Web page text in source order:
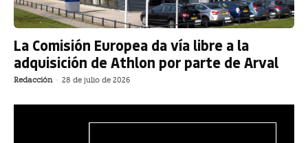
La Comisión Europea da vía libre a la
adquisición de Athlon por parte de Arval
Redacción - 28 de julio de 2026